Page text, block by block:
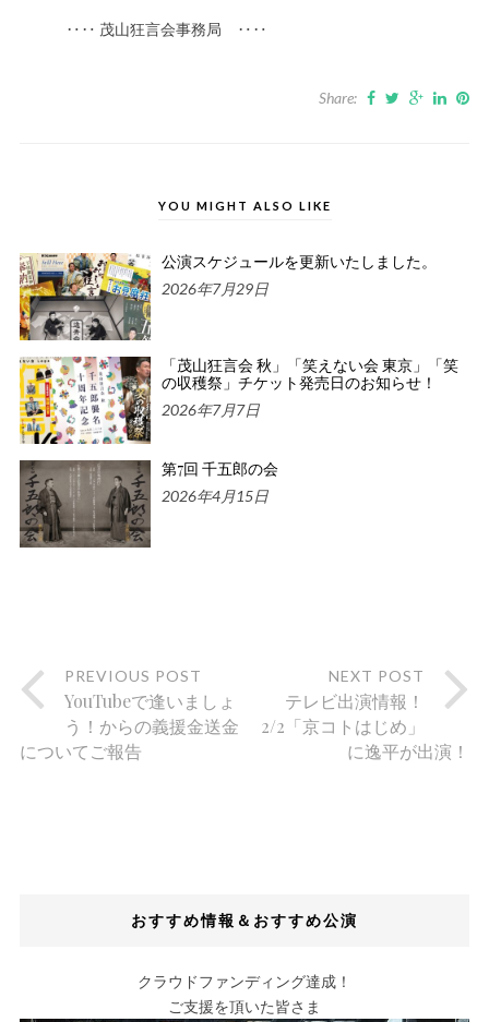
‥‥ 茂山狂言会事務局 ‥‥
Share:
YOU MIGHT ALSO LIKE
公演スケジュールを更新いたしました。
2026年7月29日
「茂山狂言会 秋」「笑えない会 東京」「笑
の収穫祭」チケット発売日のお知らせ！
2026年7月7日
第7回 千五郎の会
2026年4月15日
PREVIOUS POST
YouTubeで逢いましょ
う！からの義援金送金
についてご報告
NEXT POST
テレビ出演情報！
2/2「京コトはじめ」
に逸平が出演！
おすすめ情報＆おすすめ公演
クラウドファンディング達成！
ご支援を頂いた皆さま